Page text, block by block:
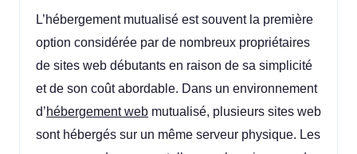
L’hébergement mutualisé est souvent la première
option considérée par de nombreux propriétaires
de sites web débutants en raison de sa simplicité
et de son coût abordable. Dans un environnement
d’hébergement web mutualisé, plusieurs sites web
sont hébergés sur un même serveur physique. Les